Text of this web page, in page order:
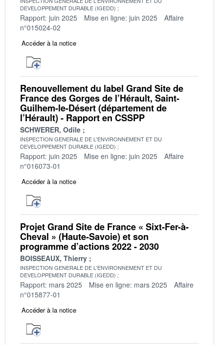
DEVELOPPEMENT DURABLE (IGEDD)
Rapport: juin 2025 Mise en ligne: juin 2025
Affaire
n°015024-02
Accéder à la notice
Renouvellement du label Grand Site de
France des Gorges de l’Hérault, Saint-
Guilhem-le-Désert (département de
l’Hérault) - Rapport en CSSPP
SCHWERER, Odile
INSPECTION GENERALE DE L'ENVIRONNEMENT ET DU
DEVELOPPEMENT DURABLE (IGEDD)
Rapport: juin 2025 Mise en ligne: juin 2025
Affaire
n°016073-01
Accéder à la notice
Projet Grand Site de France « Sixt-Fer-à-
Cheval » (Haute-Savoie) et son
programme d’actions 2022 - 2030
BOISSEAUX, Thierry
INSPECTION GENERALE DE L'ENVIRONNEMENT ET DU
DEVELOPPEMENT DURABLE (IGEDD)
Rapport: mars 2025 Mise en ligne: mars 2025
Affaire
n°015877-01
Accéder à la notice